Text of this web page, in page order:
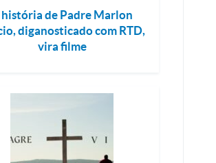
história de Padre Marlon
diganosticado com RTD,
vira filme